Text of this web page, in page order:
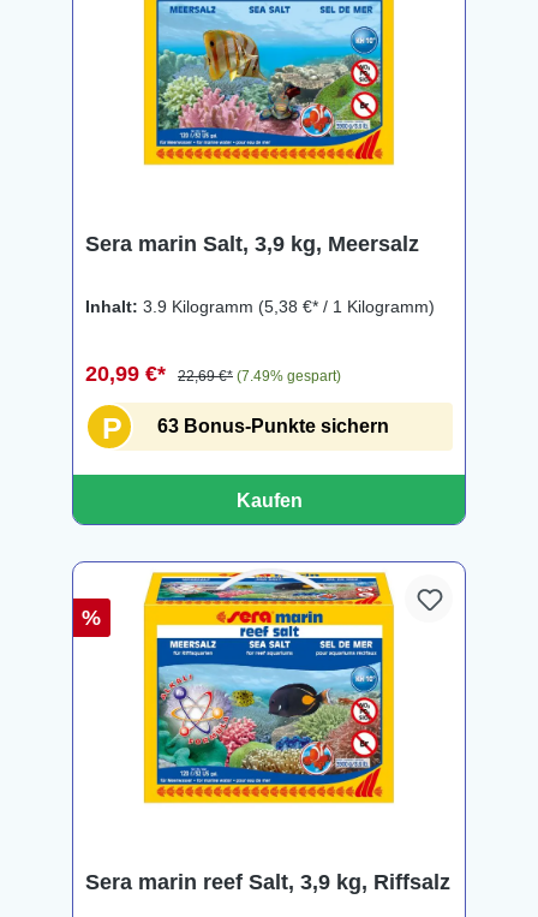
Sera marin Salt, 3,9 kg, Meersalz
Inhalt: 3.9 Kilogramm (5,38 €* / 1 Kilogramm)
20,99 €* 22,69 €* (7.49% gespart)
P 63 Bonus-Punkte sichern
Kaufen
%
Sera marin reef Salt, 3,9 kg, Riffsalz